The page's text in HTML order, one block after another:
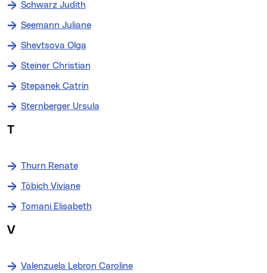
Schwarz Judith
Seemann Juliane
Shevtsova Olga
Steiner Christian
Stepanek Catrin
Sternberger Ursula
T
Thurn Renate
Töbich Viviane
Tomani Elisabeth
V
Valenzuela Lebron Caroline